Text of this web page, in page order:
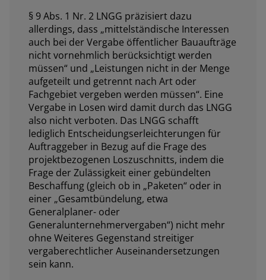
§ 9 Abs. 1 Nr. 2 LNGG präzisiert dazu
allerdings, dass „mittelständische Interessen
auch bei der Vergabe öffentlicher Bauaufträge
nicht vornehmlich berücksichtigt werden
müssen“ und „Leistungen nicht in der Menge
aufgeteilt und getrennt nach Art oder
Fachgebiet vergeben werden müssen“. Eine
Vergabe in Losen wird damit durch das LNGG
also nicht verboten. Das LNGG schafft
lediglich Entscheidungserleichterungen für
Auftraggeber in Bezug auf die Frage des
projektbezogenen Loszuschnitts, indem die
Frage der Zulässigkeit einer gebündelten
Beschaffung (gleich ob in „Paketen“ oder in
einer „Gesamtbündelung, etwa
Generalplaner- oder
Generalunternehmervergaben“) nicht mehr
ohne Weiteres Gegenstand streitiger
vergaberechtlicher Auseinandersetzungen
sein kann.